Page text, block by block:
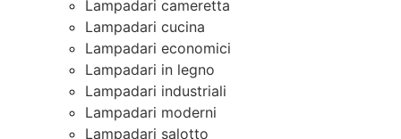
Lampadari cameretta
Lampadari cucina
Lampadari economici
Lampadari in legno
Lampadari industriali
Lampadari moderni
Lampadari salotto